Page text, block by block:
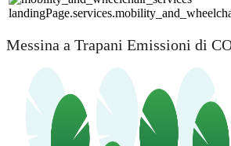
Messina a Trapani Emissioni di